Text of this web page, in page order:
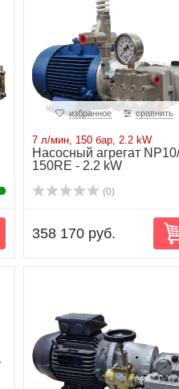
избранное сравнить
7 л/мин, 150 бар, 2.2 kW
Насосный агрегат
150RE - 2.2 kW
(0)
358 170 руб.